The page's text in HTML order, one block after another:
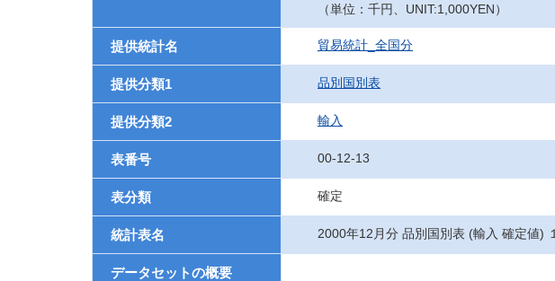
（単位：千円、UNIT:1,000YEN）
提供統計名 貿易統計_全国分
提供分類1 品別国別表
提供分類2 輸入
表番号 00-12-13
表分類 確定
統計表名 2000年12月分 品別国別表 (輸入 確定値)
データセットの概要